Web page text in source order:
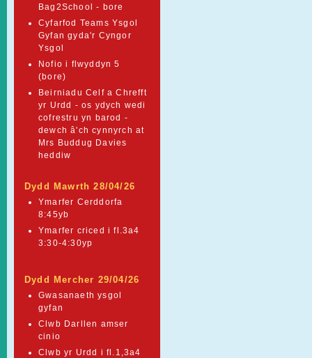
Bag2School - bore
Cyfarfod Teams Ysgol
Gyfan gyda'r Cyngor
Ysgol
Nofio i flwyddyn 5
(bore)
Beirniadu Celf a Chrefft
yr Urdd - os ydych wedi
cofrestru yn barod -
dewch â'ch cynnyrch at
Mrs Buddug Davies
heddiw
Dydd Mawrth 28/04/26
Ymarfer Cerddorfa
8:45yb
Ymarfer criced i fl.3a4
3:30-4:30yp
Dydd Mercher 29/04/26
Gwasanaeth ysgol
gyfan
Clwb Darllen amser
cinio
Clwb yr Urdd i fl.1,3a4